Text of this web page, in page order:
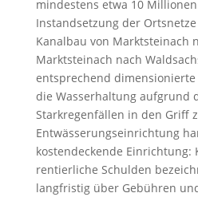
mindestens etwa 10
Instandsetzung der
Kanalbau von Marktsteinach
Marktsteinach nach
entsprechend dimensionierte
die Wasserhaltung aufgrund
Starkregenfällen in den Griff
Entwässerungseinrichtung
kostendeckende Einrichtung:
rentierliche Schulden
langfristig über Gebühren